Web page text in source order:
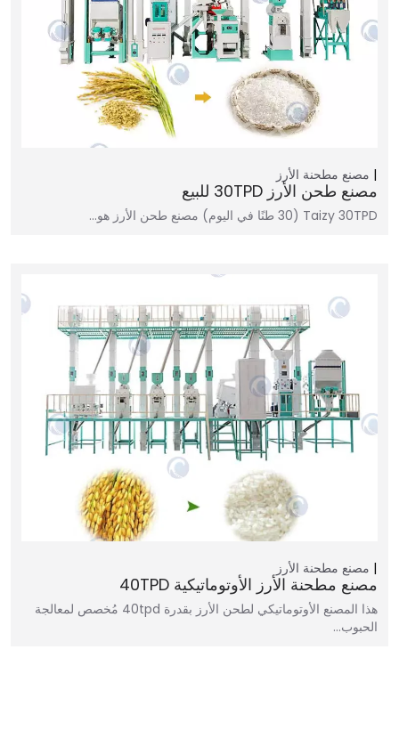
مصنع مطحنة الأرز
مصنع طحن الأرز 30TPD للبيع
Taizy 30TPD (30 طنًا في اليوم) مصنع طحن الأرز هو…
مصنع مطحنة الأرز
مصنع مطحنة الأرز الأوتوماتيكية 40TPD
هذا المصنع الأوتوماتيكي لطحن الأرز بقدرة 40tpd مُخصص لمعالجة
الحبوب…